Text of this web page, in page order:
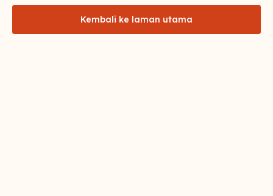
Kembali ke laman utama